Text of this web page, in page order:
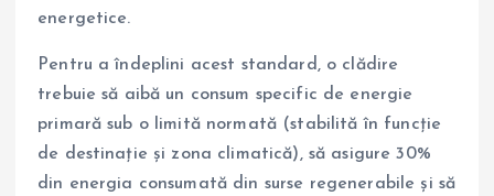
energetice.
Pentru a îndeplini acest standard, o clădire
trebuie să aibă un consum specific de energie
primară sub o limită normată (stabilită în funcție
de destinație și zona climatică), să asigure 30%
din energia consumată din surse regenerabile și să